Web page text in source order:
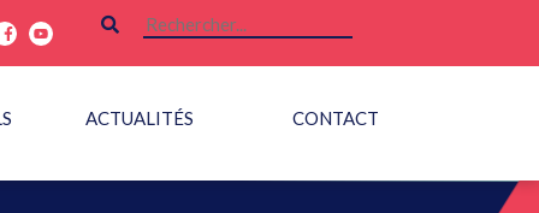
ACTUALITÉS CONTACT